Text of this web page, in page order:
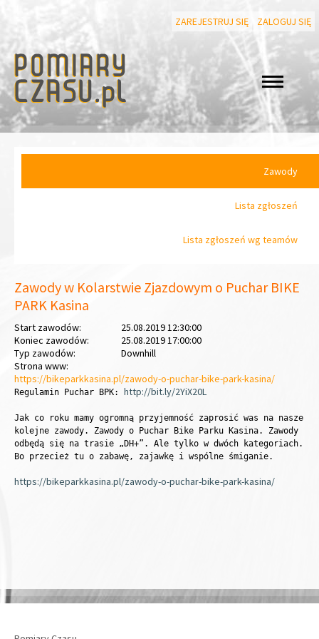
ZAREJESTRUJ SIĘ ZALOGUJ SIĘ
Zawody
Lista zgłoszeń
Lista zgłoszeń wg teamów
Zawody w Kolarstwie Zjazdowym o Puchar BIKE
PARK Kasina
Start zawodów:
25.08.2019 12:30:00
Koniec zawodów:
25.08.2019 17:00:00
Typ zawodów:
Downhill
Strona www:
https://bikeparkkasina.pl/zawody-o-puchar-bike-park-kasina/
Regulamin Puchar BPK: http://bit.ly/2YiX20L
Jak co roku mamy ogromną przyjemność zaprosić was na nasze
kolejne zawody. Zawody o Puchar Bike Parku Kasina. Zawody
odbędą się na trasie „DH+”. Ale tylko w dwóch kategoriach.
Bo przecież tu o zabawę, zajawkę i wspólne śmiganie.
https://bikeparkkasina.pl/zawody-o-puchar-bike-park-kasina/